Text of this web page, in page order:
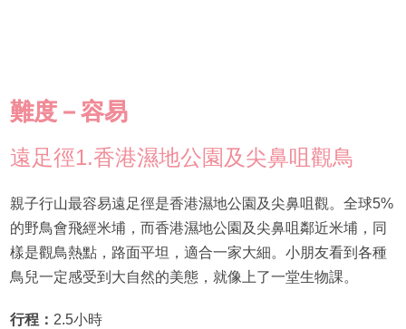
難度－容易
遠足徑1.香港濕地公園及尖鼻咀觀鳥
親子行山最容易遠足徑是香港濕地公園及尖鼻咀觀。全球5%
的野鳥會飛經米埔，而香港濕地公園及尖鼻咀鄰近米埔，同
樣是觀鳥熱點，路面平坦，適合一家大細。小朋友看到各種
鳥兒一定感受到大自然的美態，就像上了一堂生物課。
行程： 2.5小時